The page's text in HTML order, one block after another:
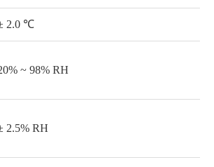
2.0 ℃
~ 98% RH
2.5% RH